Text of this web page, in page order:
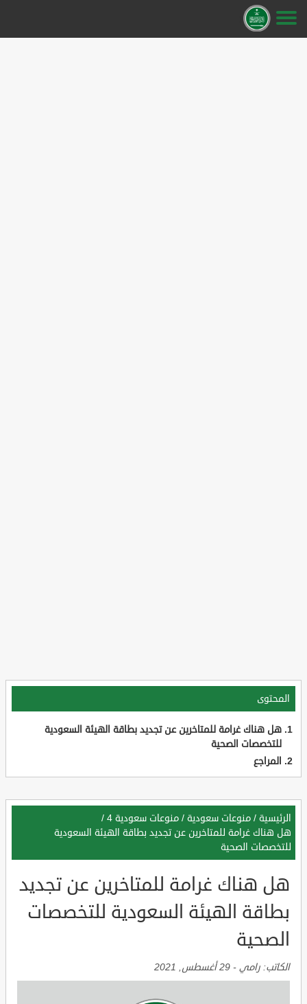
المحتوى
هل هناك غرامة للمتاخرين عن تجديد بطاقة الهيئة السعودية
للتخصصات الصحية
المراجع
الرئيسية / منوعات سعودية / منوعات سعودية 4
/
هل هناك غرامة للمتاخرين عن تجديد بطاقة الهيئة السعودية
للتخصصات الصحية
هل هناك غرامة للمتاخرين عن تجديد
بطاقة الهيئة السعودية للتخصصات
الصحية
الكاتب: رامي - 29 أغسطس, 2021